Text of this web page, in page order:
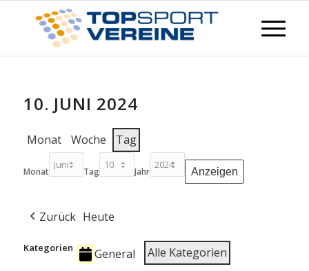
10. JUNI 2024
Monat Woche Tag
Monat Tag Jahr
Zurück Heute
Kategorien General
Alle Kategorien